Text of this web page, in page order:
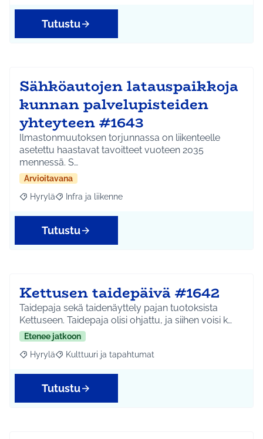
Tutustu
Sähköautojen latauspaikkoja
kunnan palvelupisteiden
yhteyteen #1643
Ilmastonmuutoksen torjunnassa on liikenteelle
asetettu haastavat tavoitteet vuoteen 2035
mennessä. S…
Arvioitavana
Rajaa tulokset aihepiirin mukaan: Hyrylä
Hyrylä Rajaa tulokset teeman mukaan: Infra ja liikenne
Infra ja liikenne
Tutustu
Kettusen taidepäivä #1642
Taidepaja sekä taidenäyttely pajan tuotoksista
Kettuseen. Taidepaja olisi ohjattu, ja siihen voisi k…
Etenee jatkoon
Rajaa tulokset aihepiirin mukaan: Hyrylä
Hyrylä Rajaa tulokset teeman mukaan: Kulttuuri ja
Kulttuuri ja tapahtumat
Tutustu